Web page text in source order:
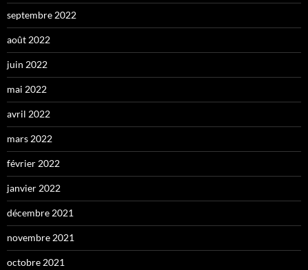
septembre 2022
août 2022
juin 2022
mai 2022
avril 2022
mars 2022
février 2022
janvier 2022
décembre 2021
novembre 2021
octobre 2021